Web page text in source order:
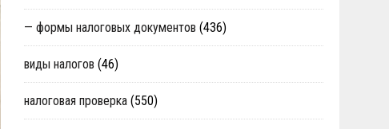
— формы налоговых документов (436)
виды налогов (46)
налоговая проверка (550)